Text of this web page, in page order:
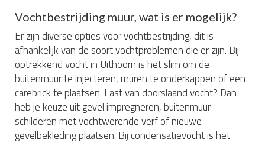
Vochtbestrijding muur, wat is er mogelijk?
Er zijn diverse opties voor vochtbestrijding, dit is
afhankelijk van de soort vochtproblemen die er zijn. Bij
optrekkend vocht in Uithoorn is het slim om de
buitenmuur te injecteren, muren te onderkappen of een
carebrick te plaatsen. Last van doorslaand vocht? Dan
heb je keuze uit gevel impregneren, buitenmuur
schilderen met vochtwerende verf of nieuwe
gevelbekleding plaatsen. Bij condensatievocht is het